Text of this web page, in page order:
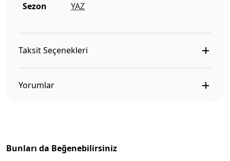
Sezon
YAZ
Taksit Seçenekleri
Yorumlar
Bunları da Beğenebilirsiniz